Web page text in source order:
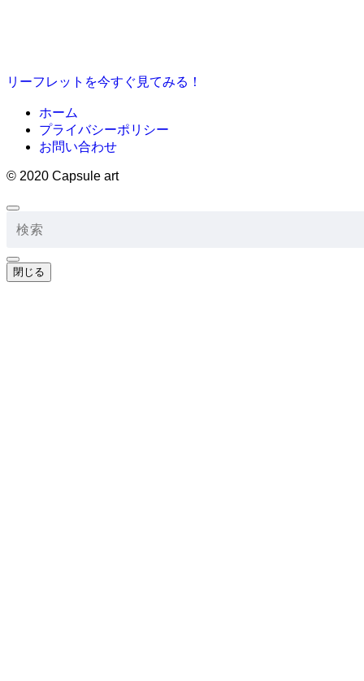
リーフレットを今すぐ見てみる！
ホーム
プライバシーポリシー
お問い合わせ
© 2020 Capsule art
閉じる